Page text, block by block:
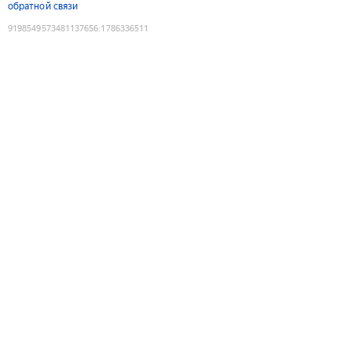
обратной связи
9198549573481137656:1786336511